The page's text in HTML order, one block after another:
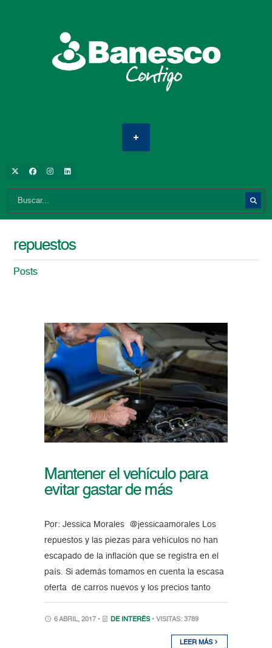
repuestos
Posts
Mantener el vehículo para
evitar gastar de más
Por: Jessica Morales @jessicaamorales Los
repuestos y las piezas para vehículos no han
escapado de la inflación que se registra en el
país. Si además tomamos en cuenta la escasa
oferta de carros nuevos y los precios tanto
6 ABRIL, 2017 • DE INTERÉS • VISITAS: 3789
LEER MÁS